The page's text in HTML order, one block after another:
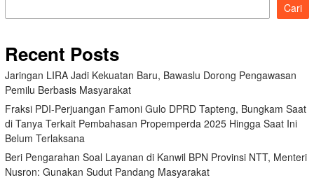
Cari
Recent Posts
Jaringan LIRA Jadi Kekuatan Baru, Bawaslu Dorong Pengawasan
Pemilu Berbasis Masyarakat
Fraksi PDI-Perjuangan Famoni Gulo DPRD Tapteng, Bungkam Saat
di Tanya Terkait Pembahasan Propemperda 2025 Hingga Saat Ini
Belum Terlaksana
Beri Pengarahan Soal Layanan di Kanwil BPN Provinsi NTT, Menteri
Nusron: Gunakan Sudut Pandang Masyarakat